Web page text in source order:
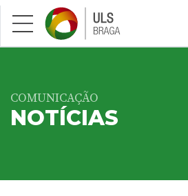
Saltar para conteúdo principal
COMUNICAÇÃO
NOTÍCIAS